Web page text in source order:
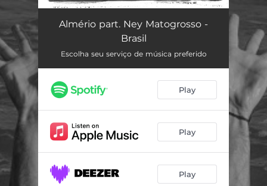
Brasil 03:34
Almério part. Ney Matogrosso -
Brasil
Escolha seu serviço de música preferido
Play
Play
Play